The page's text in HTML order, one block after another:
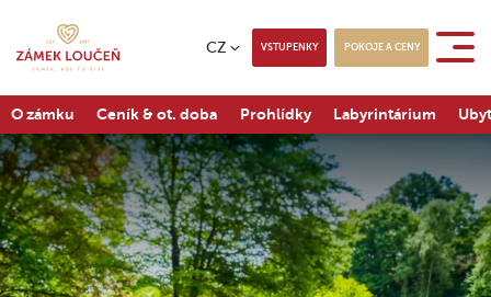
CZ VSTUPENKY POKOJE A CENY
O zámku Ceník & ot. doba Prohlídky Labyrintárium